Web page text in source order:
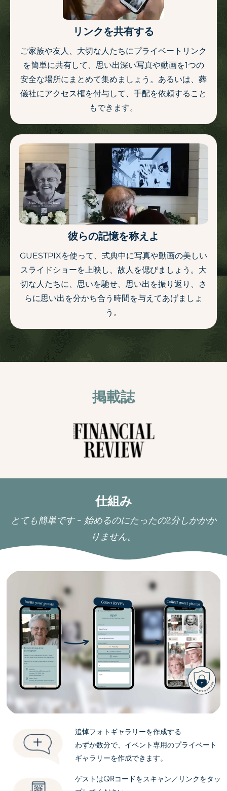
リンクを共有する
ご家族や友人、大切な人たちにプライベートリンク
を簡単に共有して、思い出深い写真や動画を1つの
安全な場所にまとめて集めましょう。あるいは、葬
儀社にアクセス権を付与して、手配を依頼すること
もできます。
彼らの記憶を称えよ
GUESTPIXを使って、式典中に写真や動画の美しい
スライドショーを上映し、故人を偲びましょう。大
切な人たちに、思いを馳せ、思い出を振り返り、さ
らに思い出を分かち合う時間を与えてあげましょ
う。
掲載誌
仕組み
とても簡単です - 始めるのにたったの2分しかかか
りません。
追悼フォトギャラリーを作成する
わずか数分で、イベント専用のプライベート
ギャラリーを作成できます。
ゲストはQRコードをスキャン／リンクをタッ